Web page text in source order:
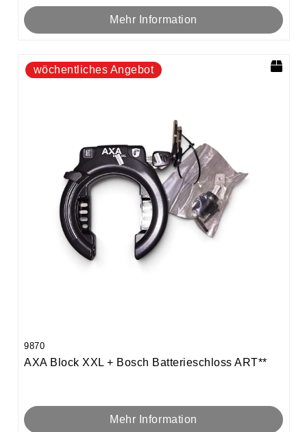
Mehr Information
9870
AXA Block XXL + Bosch Batterieschloss ART**
Mehr Information
wöchentliches Angebot